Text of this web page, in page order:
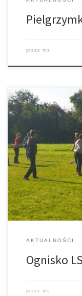
przez ms
W sobotę 2
plebanii spotkały się
dzieci i młodzież z
Służby Maryjnej z
modlitwą dziękując
błogosławieństwo
AKTUALNOŚCI
Ognisko
przez ms